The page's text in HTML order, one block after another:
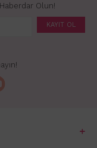
Olun!
KAYIT OL